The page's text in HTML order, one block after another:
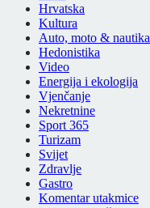
Hrvatska
Kultura
Auto, moto & nautika
Hedonistika
Video
Energija i ekologija
Vjenčanje
Nekretnine
Sport 365
Turizam
Svijet
Zdravlje
Gastro
Komentar utakmice